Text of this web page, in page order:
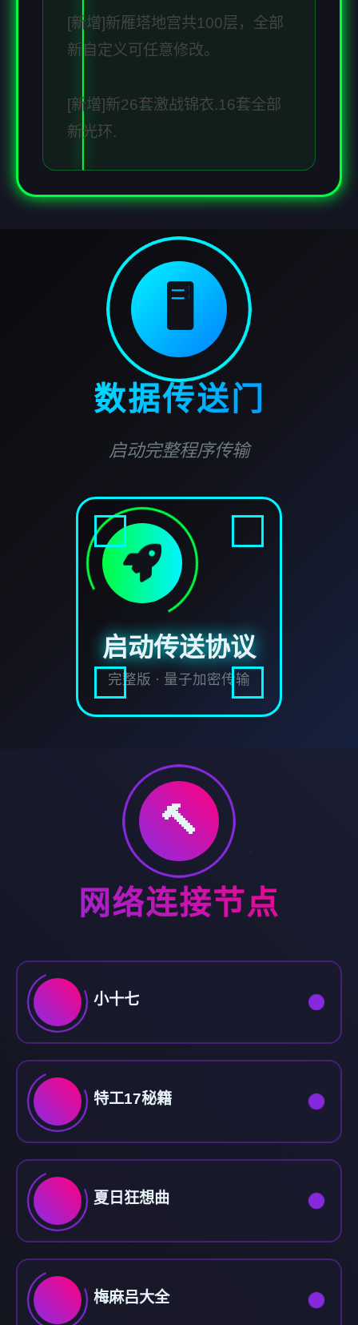
[新增]新雁塔地宫共100层，全部
新自定义可任意修改。
[新增]新26套激战锦衣.16套全部
新光环.
🖥️
数据传送门
启动完整程序传输
启动传送协议
完整版 · 量子加密传输
🔨
网络连接节点
小十七
特工17秘籍
夏日狂想曲
梅麻吕大全